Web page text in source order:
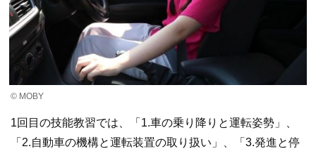
© MOBY
1回目の技能教習では、「1.車の乗り降りと運転姿勢」、
「2.自動車の機構と運転装置の取り扱い」、「3.発進と停